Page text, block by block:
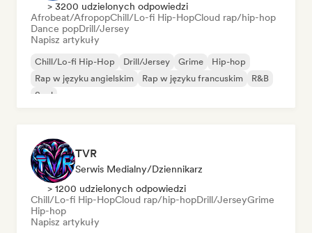
> 3200 udzielonych odpowiedzi
Afrobeat/AfropopChill/Lo-fi Hip-HopCloud rap/hip-hop
Dance popDrill/Jersey
Napisz artykuły
Chill/Lo-fi Hip-Hop Drill/Jersey Grime
Hip-hop
Rap w języku angielskim
Rap w języku francuskim
R&B
Soul
TVR
Serwis Medialny/Dziennikarz
> 1200 udzielonych odpowiedzi
Chill/Lo-fi Hip-HopCloud rap/hip-hopDrill/JerseyGrime
Hip-hop
Napisz artykuły